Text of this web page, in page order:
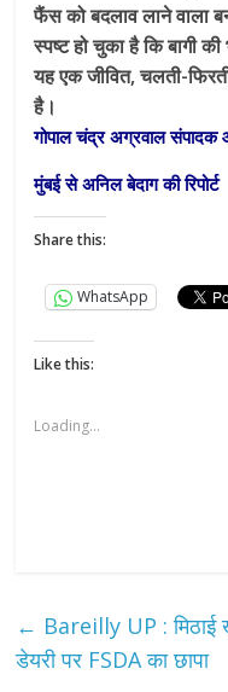
फैंस को बदलाव लाने वाला
स्पष्ट हो चुका है कि बागी
यह एक जीवित, चलती-
है।
गोपाल चंद्र अग्रवाल
मुंबई से अनिल बेदाग की रिपोर्ट
Share this:
WhatsApp
Like this:
Loading...
← Bareilly UP : मिठाई
डेयरी पर FSDA का छापा